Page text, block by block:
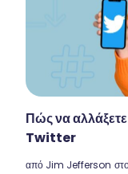
Πώς να
Twitter
από Jim Jefferson